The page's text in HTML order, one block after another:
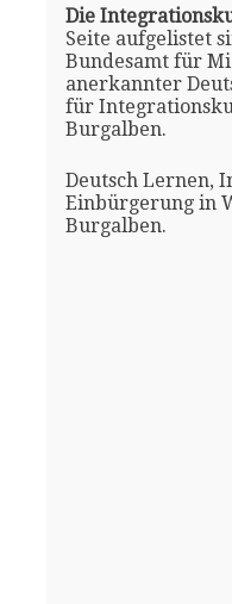
Die
Seite aufgelistet
Bundesamt für
anerkannter
für
Burgalben.
Deutsch Lernen,
Einbürgerung in
Burgalben.